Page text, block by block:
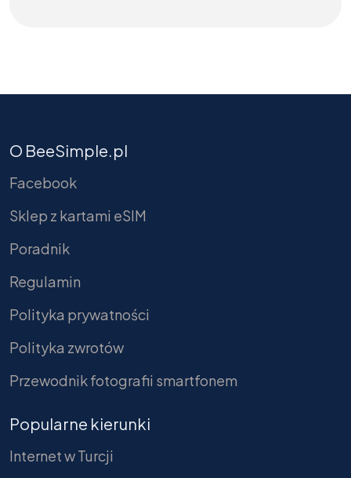
O BeeSimple.pl
Facebook
Sklep z kartami eSIM
Poradnik
Regulamin
Polityka prywatności
Polityka zwrotów
Przewodnik fotografii smartfonem
Popularne kierunki
Internet w Turcji